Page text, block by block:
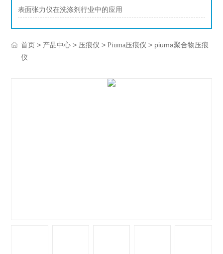
表面张力仪在洗涤剂行业中的应用
首页 > 产品中心 > 压痕仪 >Piuma压痕仪 > piuma聚合物压痕
仪